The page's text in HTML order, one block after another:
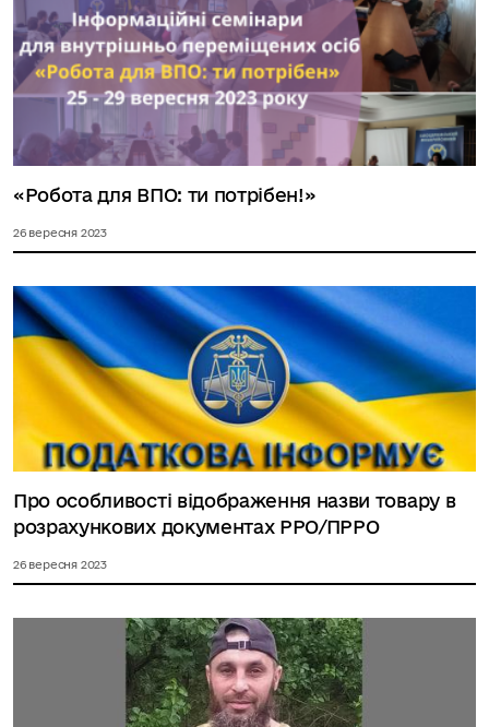
«Робота для ВПО: ти потрібен!»
26 вересня 2023
Про особливості відображення назви товару в
розрахункових документах РРО/ПРРО
26 вересня 2023